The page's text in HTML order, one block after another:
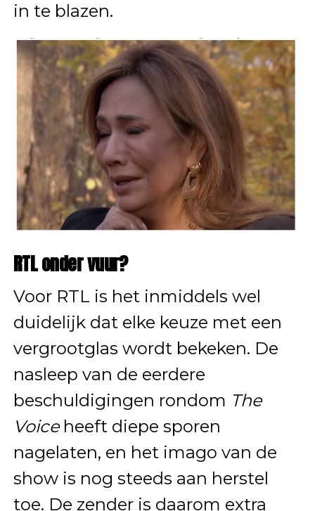
in te blazen.
RTL onder vuur?
Voor RTL is het inmiddels wel
duidelijk dat elke keuze met een
vergrootglas wordt bekeken. De
nasleep van de eerdere
beschuldigingen rondom The
Voiceheeft diepe sporen
nagelaten, en het imago van de
show is nog steeds aan herstel
toe. De zender is daarom extra